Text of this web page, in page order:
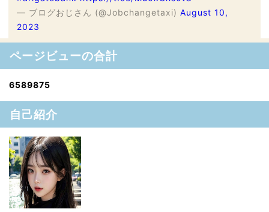
— ブログおじさん (@Jobchangetaxi) August 10,
2023
ページビューの合計
6589875
自己紹介